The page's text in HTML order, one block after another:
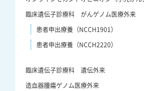
臨床遺伝子診療科 がんゲノム医療外来
患者申出療養（NCCH1901）
患者申出療養（NCCH2220）
臨床遺伝子診療科 遺伝外来
造血器腫瘍ゲノム医療外来